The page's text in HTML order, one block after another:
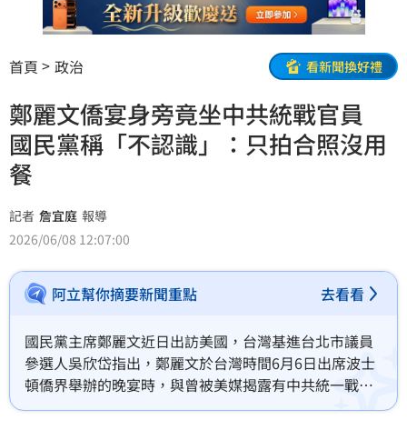
首頁 政治 看新聞換好禮
鄭麗文僑宴身旁竟坐中共統戰官員
國民黨稱「不認識」：只拍合照沒用
餐
記者 詹宜庭 報導
2026/06/08 12:07:00
阿立幫你摘要新聞重點 去看看
國民黨主席鄭麗文近日出訪美國，台灣基進台北市議員
參選人吳欣岱指出，鄭麗文於台灣時間6月6日出席波士
頓僑界舉辦的晚宴時，與曾被美媒揭露有中共統一戰線
工作部旗下機構官員身分的俞國梁（Gary Yu）同桌用